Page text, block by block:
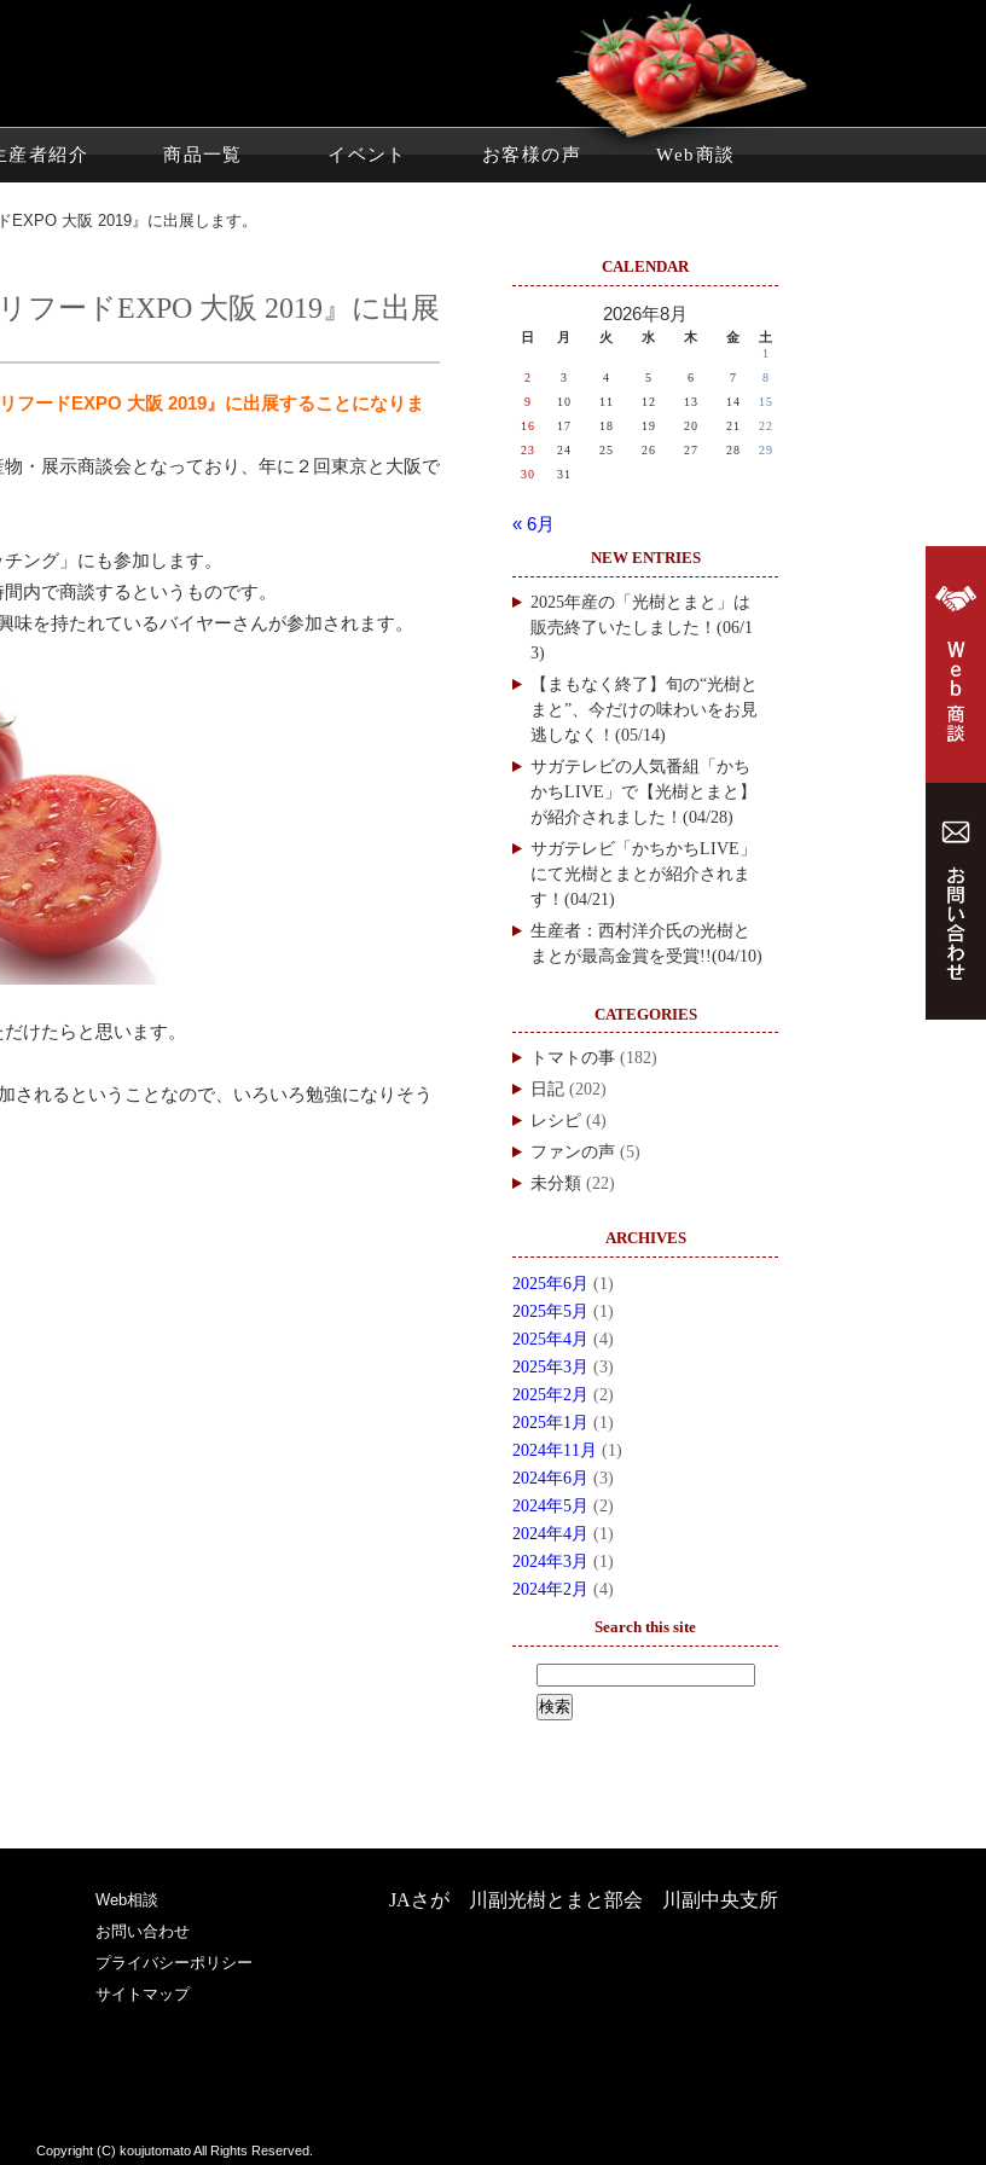
産者紹介 商品一覧 イベント お客様の声 Web商談
大阪 2019』に出展します。
フードEXPO 大阪 2019』に出展
フードEXPO 大阪 2019』に出展することになりま
・展示商談会となっており、年に２回東京と大阪で
ング」にも参加します。
内で商談するというものです。
を持たれているバイヤーさんが参加されます。
けたらと思います。
されるということなので、いろいろ勉強になりそう
CALENDAR
2026年8月
日 月 火 水 木 金 土
1
2
3 4 5 6 7
8
9
10 11 12 13 14
15
16
17 18 19 20 21
22
23
24 25 26 27 28
29
30
31
« 6月
NEW ENTRIES
2025年産の「光樹とまと」は
販売終了いたしました！(06/1
3)
【まもなく終了】旬の“光樹と
まと”、今だけの味わいをお見
逃しなく！(05/14)
サガテレビの人気番組「かち
かちLIVE」で【光樹とまと】
が紹介されました！(04/28)
サガテレビ「かちかちLIVE」
にて光樹とまとが紹介されま
す！(04/21)
生産者：西村洋介氏の光樹と
まとが最高金賞を受賞!!(04/10)
CATEGORIES
トマトの事 (182)
日記 (202)
レシピ (4)
ファンの声 (5)
未分類 (22)
ARCHIVES
2025年6月 (1)
2025年5月 (1)
2025年4月 (4)
2025年3月 (3)
2025年2月 (2)
2025年1月 (1)
2024年11月 (1)
2024年6月 (3)
2024年5月 (2)
2024年4月 (1)
2024年3月 (1)
2024年2月 (4)
Search this site
Web相談
お問い合わせ
プライバシーポリシー
サイトマップ
JAさが 川副光樹とまと部会 川副中央支所
Copyright (C) koujutomato All Rights Reserved.